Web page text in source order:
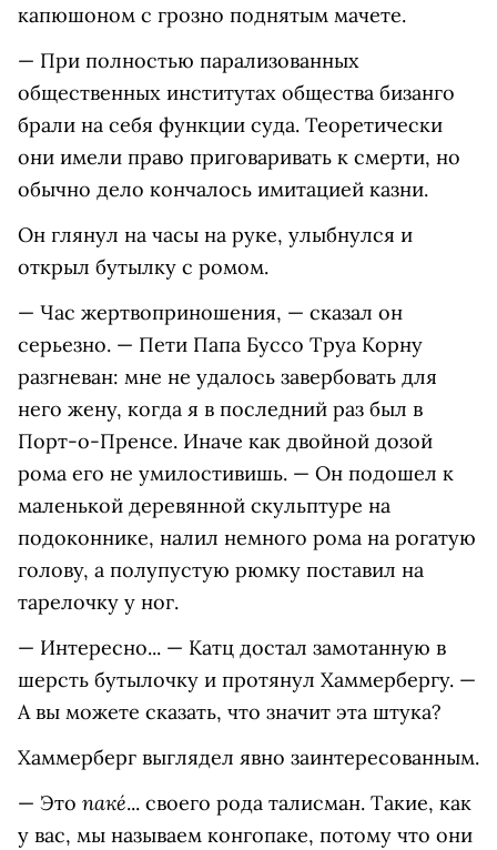
капюшоном с грозно поднятым мачете.
— При полностью парализованных
общественных институтах общества бизанго
брали на себя функции суда. Теоретически
они имели право приговаривать к смерти, но
обычно дело кончалось имитацией казни.
Он глянул на часы на руке, улыбнулся и
открыл бутылку с ромом.
— Час жертвоприношения, — сказал он
серьезно. — Пети Папа Буссо Труа Корну
разгневан: мне не удалось завербовать для
него жену, когда я в последний раз был в
Порт-о-Пренсе. Иначе как двойной дозой
рома его не умилостивишь. — Он подошел к
маленькой деревянной скульптуре на
подоконнике, налил немного рома на рогатую
голову, а полупустую рюмку поставил на
тарелочку у ног.
— Интересно... — Катц достал замотанную в
шерсть бутылочку и протянул Хаммербергу. —
А вы можете сказать, что значит эта штука?
Хаммерберг выглядел явно заинтересованным.
— Это пакé... своего рода талисман. Такие, как
у вас, мы называем конгопаке, потому что они